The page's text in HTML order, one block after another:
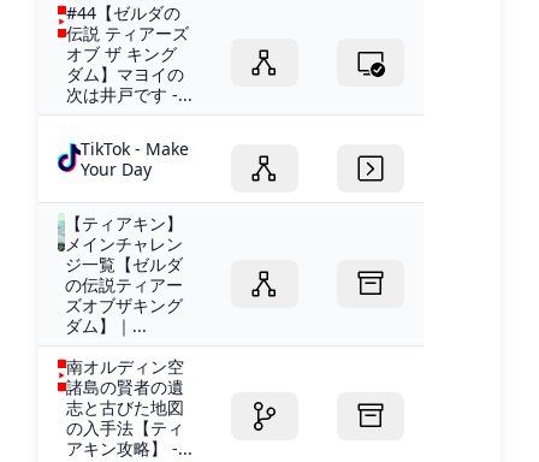
#44【ゼルダの
伝説 ティアーズ
オブ ザ キング
ダム】マヨイの
次は井戸です -...
TikTok - Make
Your Day
【ティアキン】
メインチャレン
ジ一覧【ゼルダ
の伝説ティアー
ズオブザキング
ダム】｜...
南オルディン空
諸島の賢者の遺
志と古びた地図
の入手法【ティ
アキン攻略】 -...